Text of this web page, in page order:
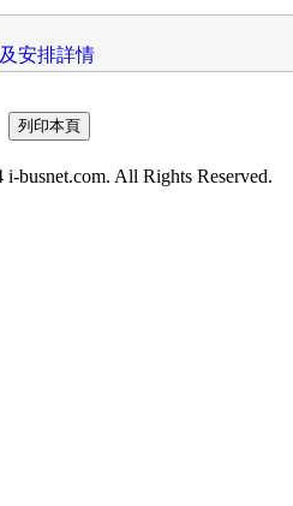
安排詳情
busnet.com. All Rights Reserved.